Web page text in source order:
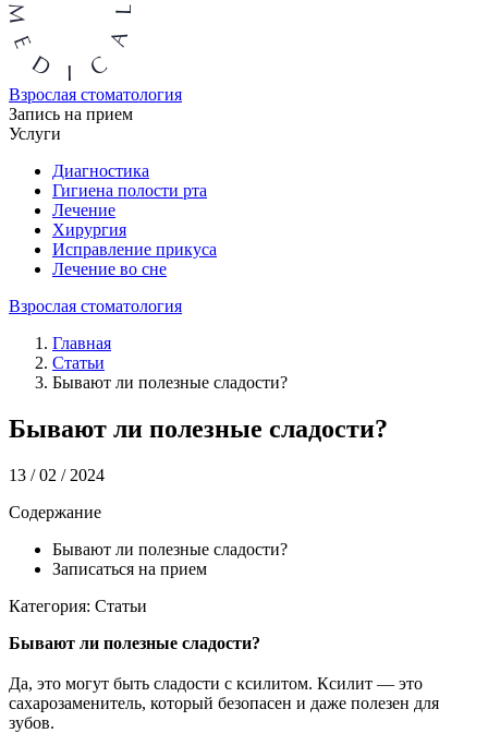
Взрослая стоматология
Запись на прием
Услуги
Диагностика
Гигиена полости рта
Лечение
Хирургия
Исправление прикуса
Лечение во сне
Взрослая стоматология
Главная
Статьи
Бывают ли полезные сладости?
Бывают ли полезные сладости?
13 / 02 / 2024
Содержание
Бывают ли полезные сладости?
Записаться на прием
Категория: Статьи
Бывают ли полезные сладости?
Да, это могут быть сладости с ксилитом. Ксилит — это
сахарозаменитель, который безопасен и даже полезен для
зубов.